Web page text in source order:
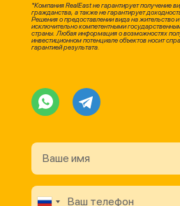
*Компания RealEast не гарантирует получение
гражданства, а также не гарантирует
Решения о предоставлении вида на жительство
исключительно компетентными
страны. Любая информация о возможностях
инвестиционном потенциале объектов носит
гарантией результата.